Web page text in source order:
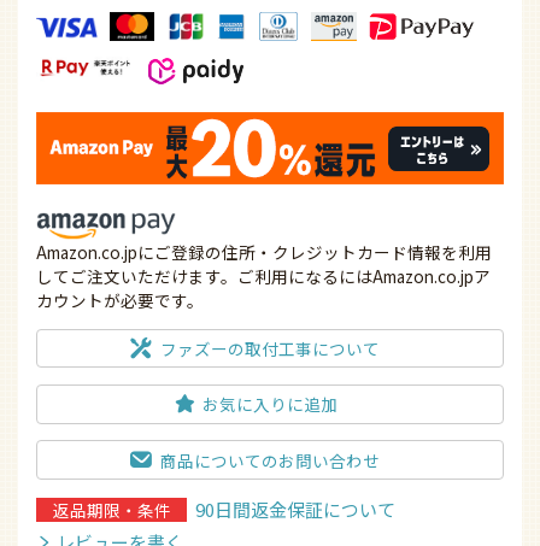
Amazon.co.jpにご登録の住所・クレジットカード情報を利用
してご注文いただけます。ご利用になるにはAmazon.co.jpア
カウントが必要です。
ファズーの取付工事について
お気に入りに追加
商品についてのお問い合わせ
返品期限・条件
90日間返金保証について